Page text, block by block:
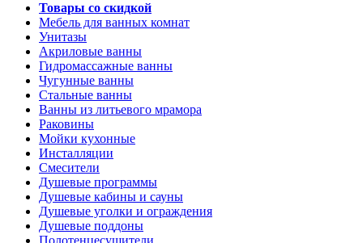
Товары со скидкой
Мебель для ванных комнат
Унитазы
Акриловые ванны
Гидромассажные ванны
Чугунные ванны
Стальные ванны
Ванны из литьевого мрамора
Раковины
Мойки кухонные
Инсталляции
Смесители
Душевые программы
Душевые кабины и сауны
Душевые уголки и ограждения
Душевые поддоны
Полотенцесушители